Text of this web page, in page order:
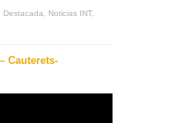
Destacada Noticias INT,
Cauterets-